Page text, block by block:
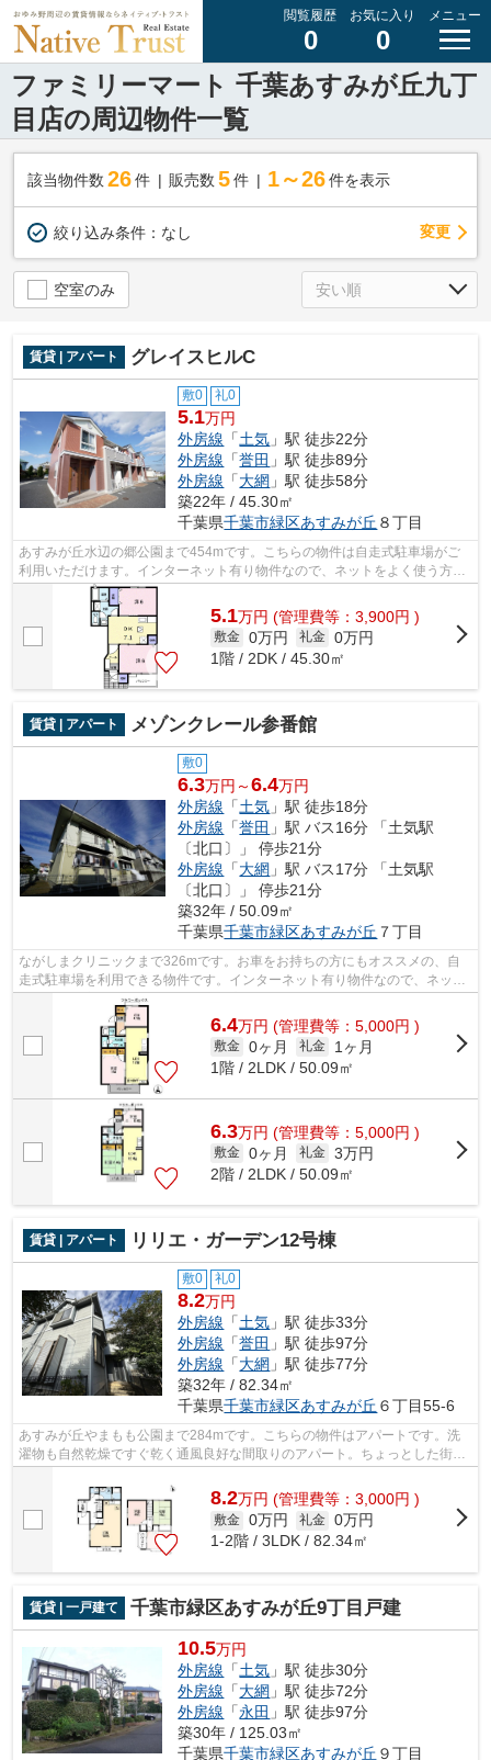
閲覧履歴
0
お気に入り
0
メニュー
ファミリーマート 千葉あすみが丘九丁
目店の周辺物件一覧
該当物件数 26件 販売数 5 件 1～26 件を表示
絞り込み条件： なし 変更
空室のみ
賃貸 | アパート グレイスヒルC
敷0 礼0
5.1万円
外房線 「土気 」駅 徒歩22分
外房線 「誉田 」駅 徒歩89分
外房線 「大網 」駅 徒歩58分
築22年 / 45.30㎡
千葉県千葉市緑区あすみが丘 ８丁目
あすみが丘水辺の郷公園まで454mです。こちらの物件は自走式駐車場がご
利用いただけます。インターネット有り物件なので、ネットをよく使う方に
おすすめです。千葉市緑区エリアの賃貸...
5.1万円 (管理費等：3,900円 )
敷金 0万円 礼金 0万円
1階 / 2DK / 45.30㎡
賃貸 | アパート メゾンクレール参番館
敷0
6.3万円～6.4万円
外房線 「土気 」駅 徒歩18分
外房線 「誉田 」駅 バス16分 「土気駅
〔北口〕」 停歩21分
外房線 「大網 」駅 バス17分 「土気駅
〔北口〕」 停歩21分
築32年 / 50.09㎡
千葉県千葉市緑区あすみが丘 ７丁目
ながしまクリニックまで326mです。お車をお持ちの方にもオススメの、自
走式駐車場を利用できる物件です。インターネット有り物件なので、ネット
をよく使う方におすすめです。ご来店予...
6.4万円 (管理費等：5,000円 )
敷金 0ヶ月 礼金
1ヶ月
1階 / 2LDK / 50.09㎡
6.3万円 (管理費等：5,000円 )
敷金 0ヶ月 礼金 3万円
2階 / 2LDK / 50.09㎡
賃貸 | アパート リリエ・ガーデン12号棟
敷0 礼0
8.2万円
外房線 「土気 」駅 徒歩33分
外房線 「誉田 」駅 徒歩97分
外房線 「大網 」駅 徒歩77分
築32年 / 82.34㎡
千葉県千葉市緑区あすみが丘 ６丁目55-6
あすみが丘やまもも公園まで284mです。こちらの物件はアパートです。洗
濯物も自然乾燥ですぐ乾く通風良好な間取りのアパート。ちょっとした街並
みの様な大型タウン内のアパートになり...
8.2万円 (管理費等：3,000円 )
敷金 0万円 礼金 0万円
1-2階 / 3LDK / 82.34㎡
賃貸 | 一戸建て 千葉市緑区あすみが丘9丁目戸建
10.5万円
外房線 「土気 」駅 徒歩30分
外房線 「大網 」駅 徒歩72分
外房線 「永田 」駅 徒歩97分
築30年 / 125.03㎡
千葉県千葉市緑区あすみが丘 ９丁目